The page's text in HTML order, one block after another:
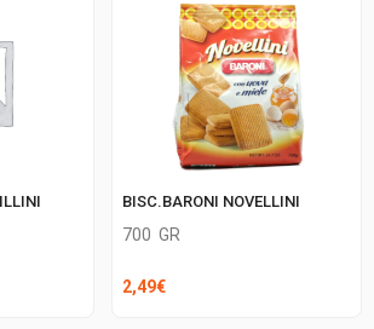
BISC.BARONI NOVELLINI
700 GR
2,49€